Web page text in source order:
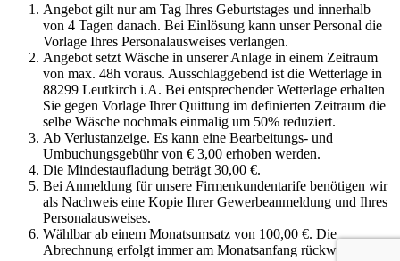
Angebot gilt nur am Tag Ihres Geburtstages und innerhalb
von 4 Tagen danach. Bei Einlösung kann unser Personal die
Vorlage Ihres Personalausweises verlangen.
Angebot setzt Wäsche in unserer Anlage in einem Zeitraum
von max. 48h voraus. Ausschlaggebend ist die Wetterlage in
88299 Leutkirch i.A. Bei entsprechender Wetterlage erhalten
Sie gegen Vorlage Ihrer Quittung im definierten Zeitraum die
selbe Wäsche nochmals einmalig um 50% reduziert.
Ab Verlustanzeige. Es kann eine Bearbeitungs- und
Umbuchungsgebühr von € 3,00 erhoben werden.
Die Mindestaufladung beträgt 30,00 €.
Bei Anmeldung für unsere Firmenkundentarife benötigen wir
als Nachweis eine Kopie Ihrer Gewerbeanmeldung und Ihres
Personalausweises.
Wählbar ab einem Monatsumsatz von 100,00 €. Die
Abrechnung erfolgt immer am Monatsanfang rückwirkend für